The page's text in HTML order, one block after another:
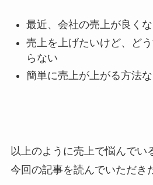
最近、会社の売上が良く
売上を上げたいけど、ど
らない
簡単に売上が上がる方法な
以上のように売上で悩んでい
今回の記事を読んでいただき